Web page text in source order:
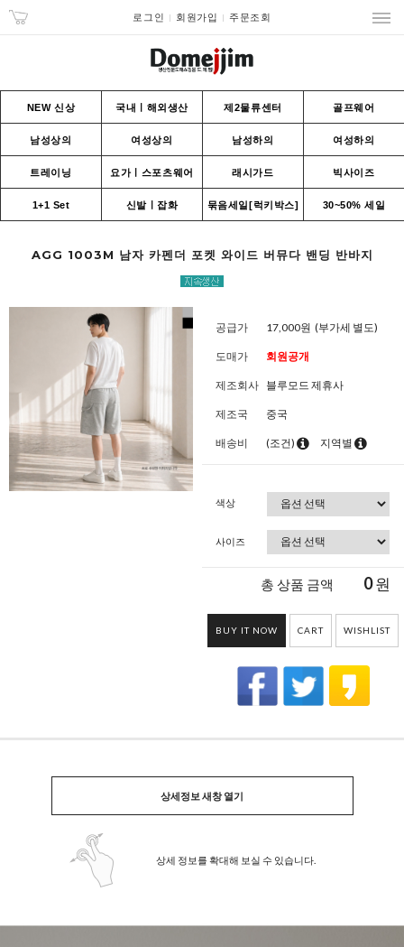
로그인 회원가입 주문조회
NEW 신상 국내ㅣ해외생산 제2물류센터 골프웨어
남성상의 여성상의 남성하의 여성하의
트레이닝 요가ㅣ스포츠웨어 래시가드 빅사이즈
1+1 Set 신발ㅣ잡화 묶음세일[럭키박스] 30~50% 세일
AGG 1003M 남자 카펜더 포켓 와이드 버뮤다 밴딩 반바지
공급가 17,000원 (부가세 별도)
도매가 회원공개
제조회사 블루모드 제휴사
제조국 중국
배송비 (조건) 지역별
색상
사이즈
총 상품 금액 0원
BUY IT NOW CART WISHLIST
상세정보 새창 열기
상세 정보를 확대해 보실 수 있습니다.